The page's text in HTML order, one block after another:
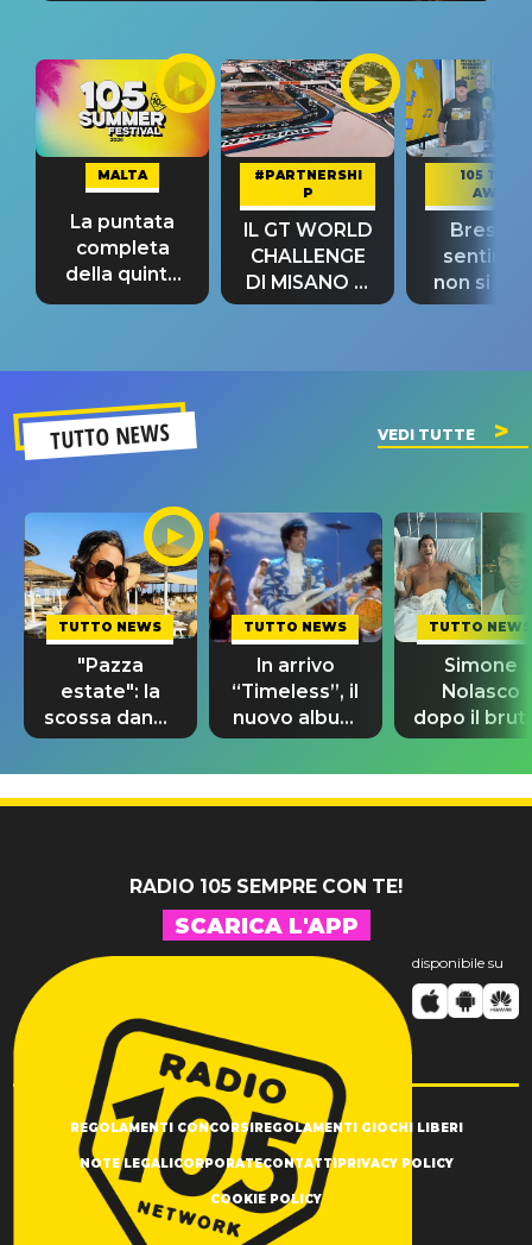
MALTA
La puntata
completa
della quinta
tappa
#PARTNERSHI
P
IL GT WORLD
CHALLENGE
DI MISANO si
riconferma
105 TAKE
AWAY
Bresh:
non si
fino alla
TUTTO NEWS VEDI TUTTE
TUTTO NEWS
"Pazza
estate": la
scossa dance
di Sara
Tommasi
TUTTO NEWS
In arrivo
“Timeless”, il
nuovo album
di Prince con
10 brani
inediti
TUTTO NEWS
Simone
Nolasco
dopo il
incidente:
"Sono così
grato alla
RADIO 105 SEMPRE CON TE!
SCARICA L'APP
disponibile su
REGOLAMENTI CONCORSIREGOLAMENTI GIOCHI LIBERI
NOTE LEGALICORPORATECONTATTIPRIVACY POLICY
COOKIE POLICY